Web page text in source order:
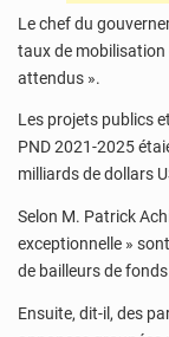
Le chef du
taux de mobilisation
attendus ».
Les projets publics
PND 2021-2025
milliards de dollars
Selon M. Patrick
exceptionnelle »
de bailleurs de
Ensuite, dit-il, des